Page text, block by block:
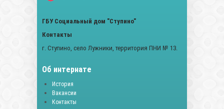
ГБУ Социальный дом "Ступино"
Контакты
г. Ступино, село Лужники, территория ПНИ № 13.
Об интернате
История
Вакансии
Контакты